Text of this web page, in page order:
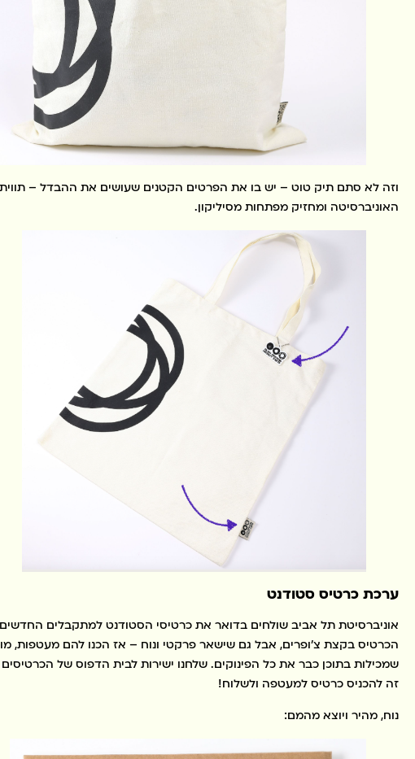
וזה לא סתם תיק טוט – יש בו את הפרטים הקטנים שעושים את ההבדל –
האוניברסיטה ומחזיק מפתחות מסיליקון.
ערכת כרטיס סטודנט
אוניברסיטת תל אביב שולחים בדואר את כרטיסי הסטודנט למתקבלים
הכרטיס בקצת צ׳ופרים, אבל גם שישאר פרקטי ונוח – אז הכנו להם מעטפות,
שמכילות בתוכן כבר את כל הפינוקים. שלחנו ישירות לבית הדפוס של
זה להכניס כרטיס למעטפה ולשלוח!
נוח, מהיר ויוצא מהמם: